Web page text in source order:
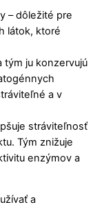
– dôležité pre
látok, ktoré
tým ju konzervujú
a v
stráviteľnosť
Tým znižuje
enzýmov a
a